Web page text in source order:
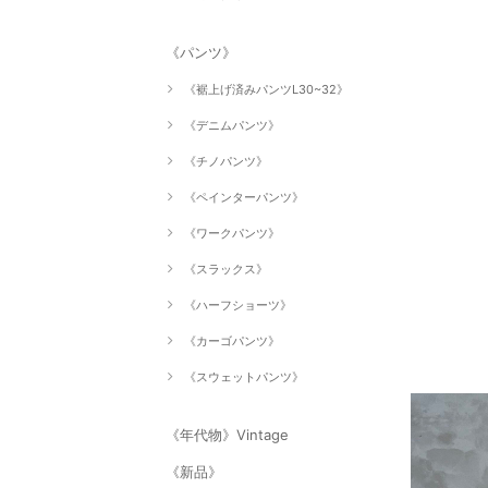
《パンツ》
《裾上げ済みパンツL30~32》
《デニムパンツ》
《チノパンツ》
《ペインターパンツ》
《ワークパンツ》
《スラックス》
《ハーフショーツ》
《カーゴパンツ》
《スウェットパンツ》
《年代物》Vintage
《新品》